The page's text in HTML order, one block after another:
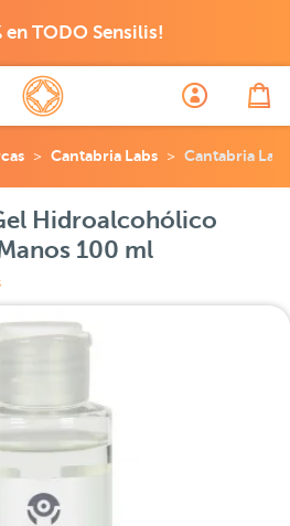
en TODO Sensilis!
Cantabria Labs Cantabria
Hidroalcohólico
100 ml